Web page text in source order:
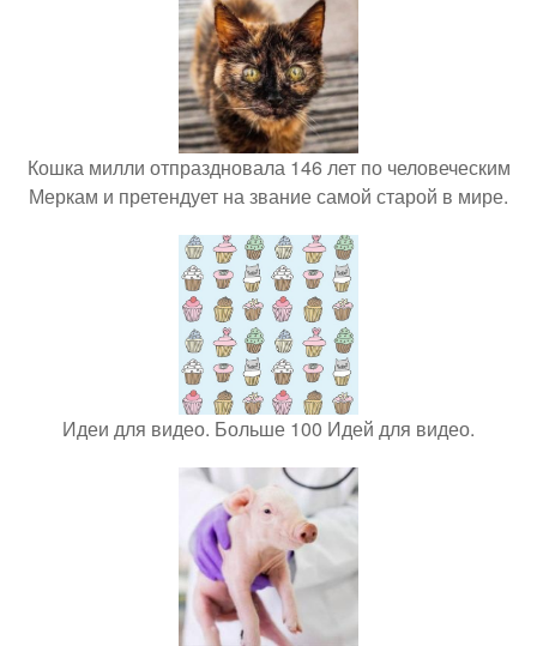
Кошка милли отпраздновала 146 лет по человеческим
Меркам и претендует на звание самой старой в мире.
Идеи для видео. Больше 100 Идей для видео.